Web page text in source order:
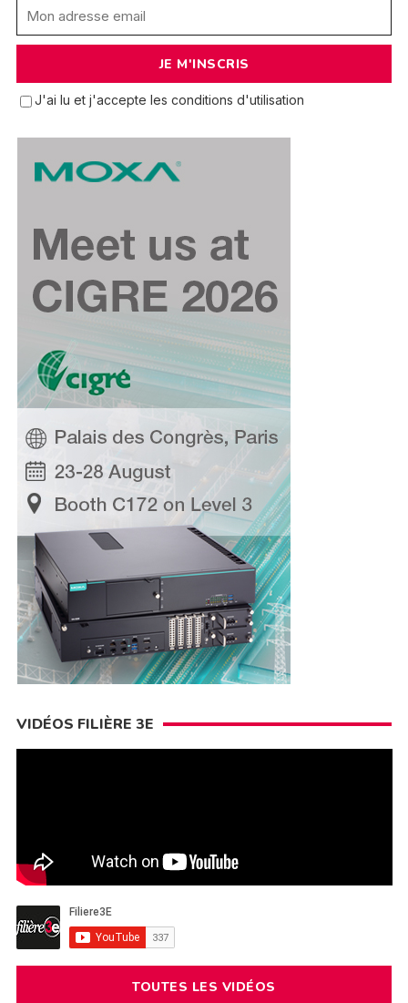
J'ai lu et j'accepte les conditions d'utilisation
VIDÉOS FILIÈRE 3E
TOUTES LES VIDÉOS